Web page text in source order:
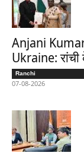
Anjani
Ukraine:
Ranchi
07-08-2026